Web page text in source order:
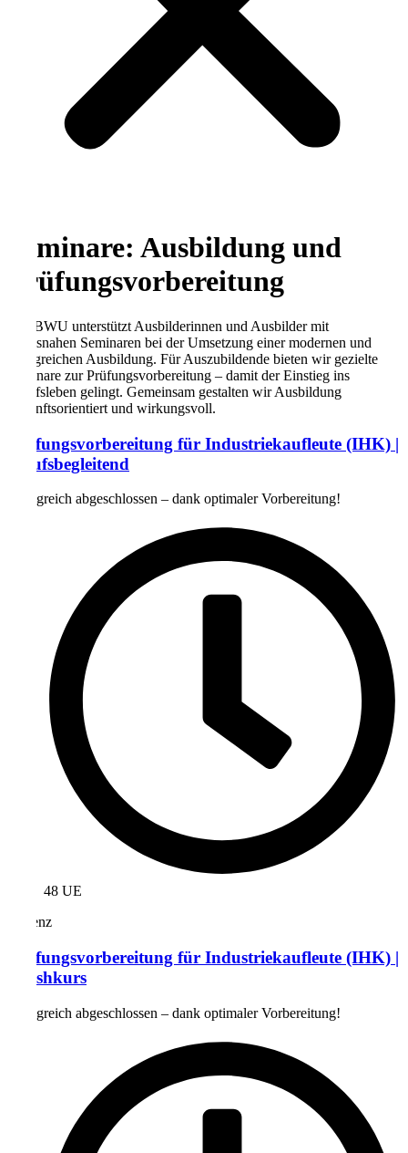
Seminare: Ausbildung und
Prüfungsvorbereitung
Das BWU unterstützt Ausbilderinnen und Ausbilder mit
praxisnahen Seminaren bei der Umsetzung einer modernen und
erfolgreichen Ausbildung. Für Auszubildende bieten wir gezielte
Seminare zur Prüfungsvorbereitung – damit der Einstieg ins
Berufsleben gelingt. Gemeinsam gestalten wir Ausbildung
zukunftsorientiert und wirkungsvoll.
Prüfungsvorbereitung für Industriekaufleute (IHK) |
berufsbegleitend
Erfolgreich abgeschlossen – dank optimaler Vorbereitung!
48 UE
Präsenz
Prüfungsvorbereitung für Industriekaufleute (IHK) |
Crashkurs
Erfolgreich abgeschlossen – dank optimaler Vorbereitung!